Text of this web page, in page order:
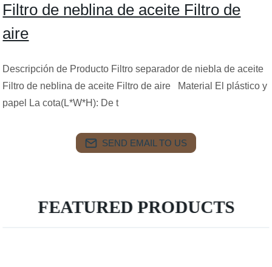
Filtro de neblina de aceite Filtro de
aire
Descripción de Producto Filtro separador de niebla de aceite
Filtro de neblina de aceite Filtro de aire Material El plástico y
papel La cota(L*W*H): De t
SEND EMAIL TO US
FEATURED PRODUCTS